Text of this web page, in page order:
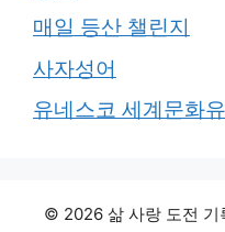
매일 등산 챌린지
사자성어
유네스코 세계문화
© 2026 삶 사랑 도전 기